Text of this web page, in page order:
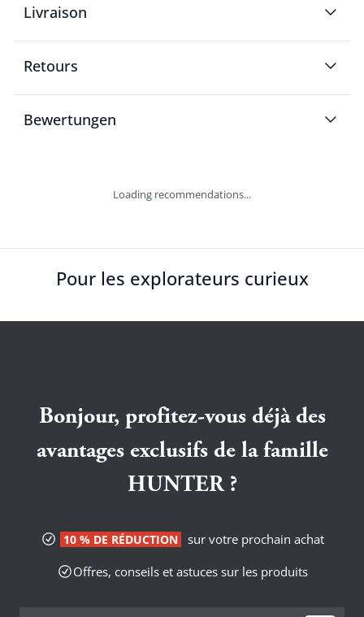
Livraison
Retours
Bewertungen
Loading recommendations...
Pour les explorateurs curieux
Bonjour, profitez-vous déjà des
avantages exclusifs de la famille
HUNTER ?
10 % DE RÉDUCTION
sur votre prochain achat
Offres, conseils et astuces sur les produits